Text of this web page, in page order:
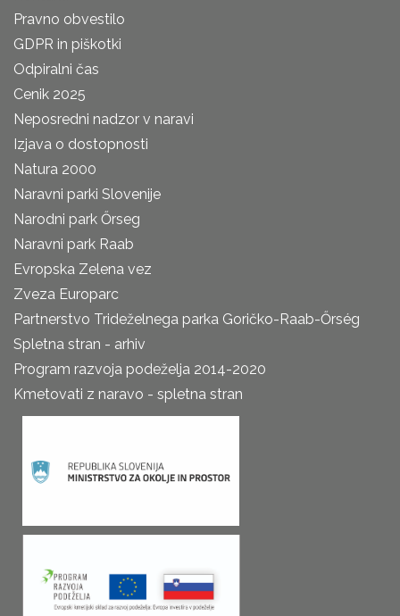
Pravno obvestilo
GDPR in piškotki
Odpiralni čas
Cenik 2025
Neposredni nadzor v naravi
Izjava o dostopnosti
Natura 2000
Naravni parki Slovenije
Narodni park Őrseg
Naravni park Raab
Evropska Zelena vez
Zveza Europarc
Partnerstvo Trideželnega parka Goričko-Raab-Őrség
Spletna stran - arhiv
Program razvoja podeželja 2014-2020
Kmetovati z naravo - spletna stran